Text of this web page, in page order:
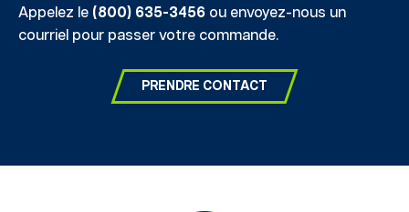
Appelez le (800) 635-3456 ou envoyez-nous un
courriel pour passer votre commande.
PRENDRE CONTACT